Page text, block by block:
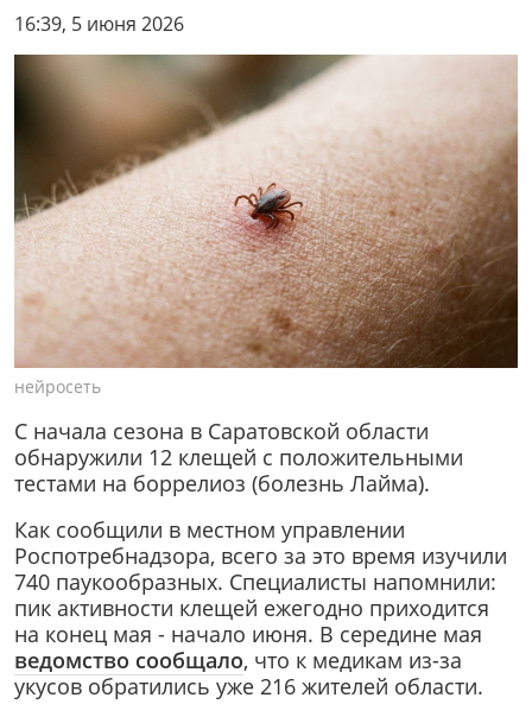
16:39, 5 июня 2026
нейросеть
С начала сезона в Саратовской области
обнаружили 12 клещей с положительными
тестами на боррелиоз (болезнь Лайма).
Как сообщили в местном управлении
Роспотребнадзора, всего за это время изучили
740 паукообразных. Специалисты напомнили:
пик активности клещей ежегодно приходится
на конец мая - начало июня. В середине мая
ведомство сообщало, что к медикам из-за
укусов обратились уже 216 жителей области.